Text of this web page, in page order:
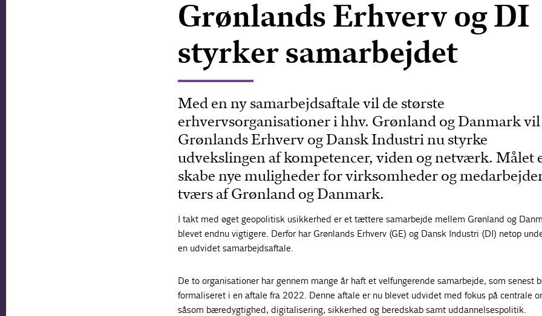
Grønlands Erhverv og DI
styrker samarbejdet
Med en ny samarbejdsaftale vil de største
erhvervsorganisationer i hhv. Grønland og Danmark vil
Grønlands Erhverv og Dansk Industri nu styrke
udvekslingen af kompetencer, viden og netværk. Målet
skabe nye muligheder for virksomheder og
tværs af Grønland og Danmark.
I takt med øget geopolitisk usikkerhed er et tættere samarbejde mellem Grønland og
blevet endnu vigtigere. Derfor har Grønlands Erhverv (GE) og Dansk Industri (DI) netop
en udvidet samarbejdsaftale.
De to organisationer har gennem mange år haft et velfungerende samarbejde, som senest
formaliseret i en aftale fra 2022. Denne aftale er nu blevet udvidet med fokus på centrale
såsom bæredygtighed, digitalisering, sikkerhed og beredskab samt uddannelsespolitik.